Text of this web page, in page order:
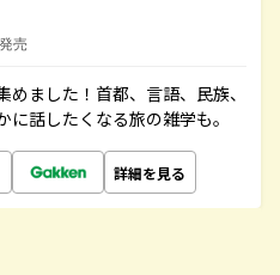
売
ました！首都、言語、民族、
話したくなる旅の雑学も。
詳細を見る